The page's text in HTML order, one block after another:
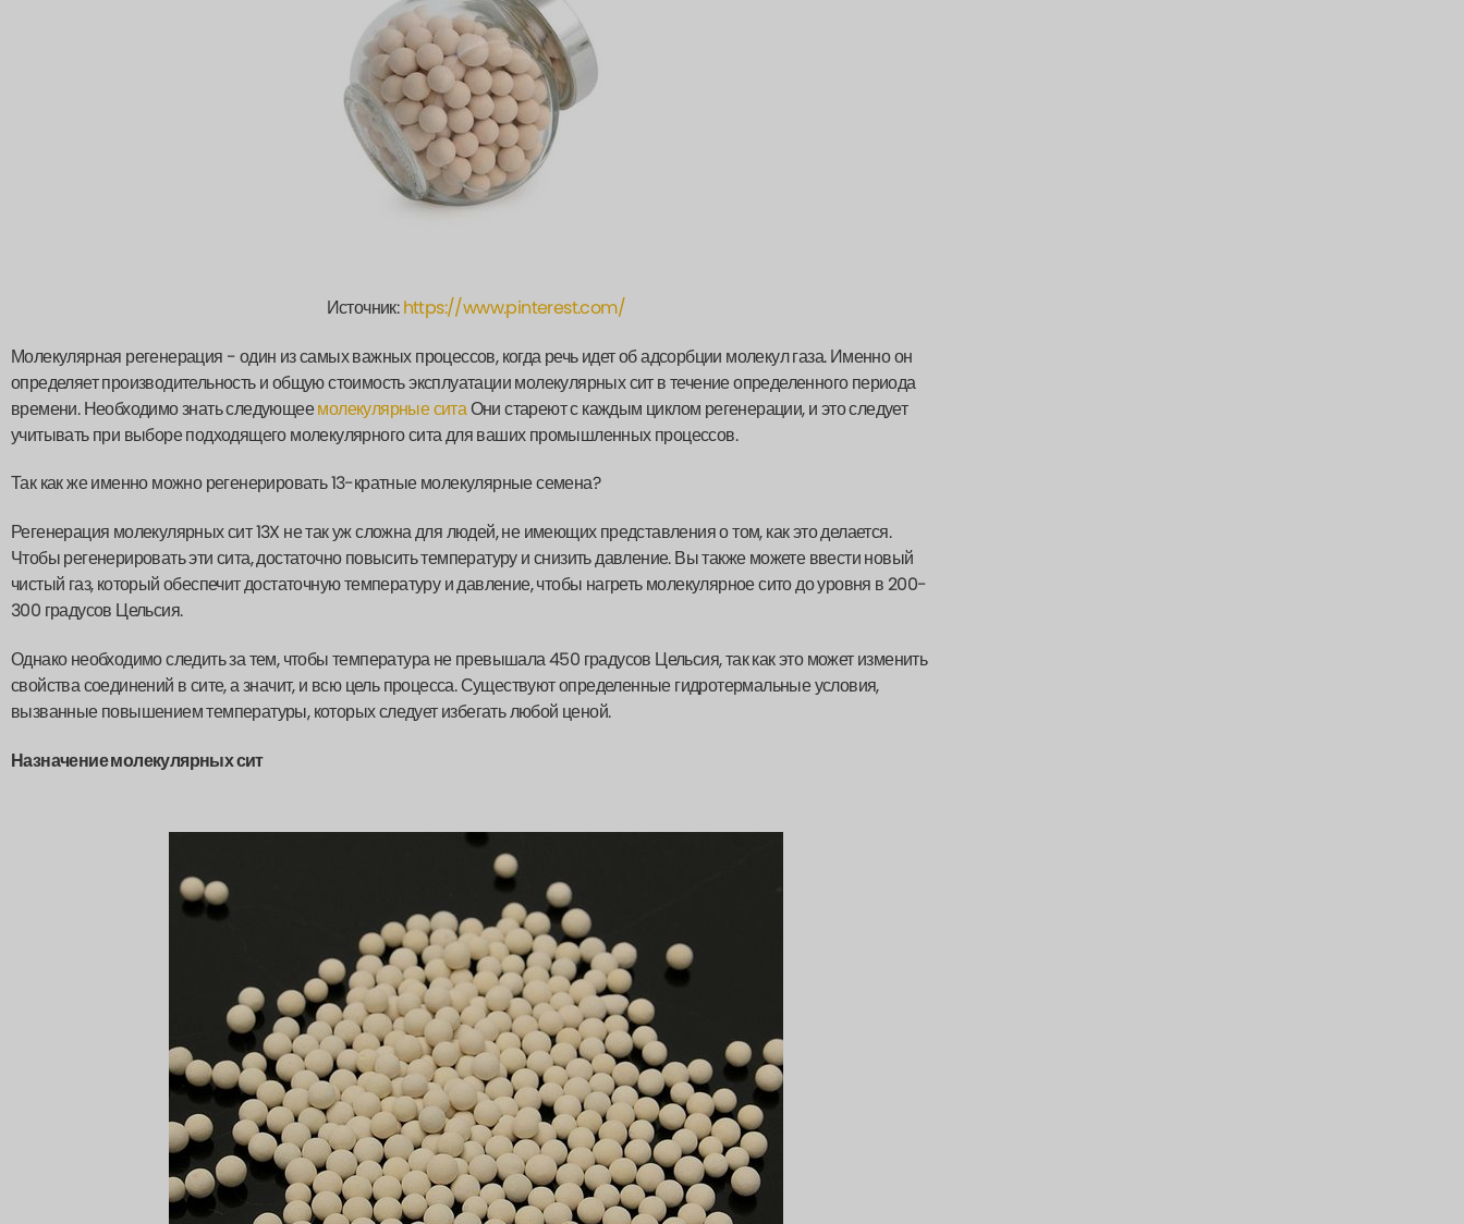
Источник:https://www.pinterest.com/
Молекулярная регенерация - один из самых важных процессов, когда речь идет об адсорбции молекул газа. Именно он
определяет производительность и общую стоимость эксплуатации молекулярных сит в течение определенного периода
времени. Необходимо знать следующеемолекулярные ситаОни стареют с каждым циклом регенерации, и это следует
учитывать при выборе подходящего молекулярного сита для ваших промышленных процессов.
Так как же именно можно регенерировать 13-кратные молекулярные семена?
Регенерация молекулярных сит 13X не так уж сложна для людей, не имеющих представления о том, как это делается.
Чтобы регенерировать эти сита, достаточно повысить температуру и снизить давление. Вы также можете ввести новый
чистый газ, который обеспечит достаточную температуру и давление, чтобы нагреть молекулярное сито до уровня в 200-
300 градусов Цельсия.
Однако необходимо следить за тем, чтобы температура не превышала 450 градусов Цельсия, так как это может изменить
свойства соединений в сите, а значит, и всю цель процесса. Существуют определенные гидротермальные условия,
вызванные повышением температуры, которых следует избегать любой ценой.
Назначение молекулярных сит